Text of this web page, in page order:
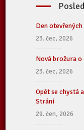
Den
23. čec, 2026
Nová brožura
23. čec, 2026
Opět se chystá
Strání
29. čen, 2026